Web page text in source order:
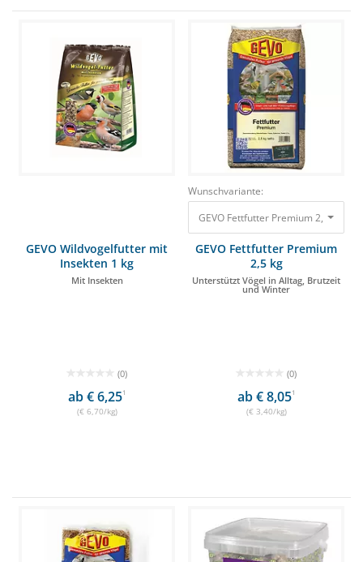
GEVO Wildvogelfutter mit
Insekten 1 kg
Mit Insekten
(0)
ab € 6,251
(€ 6,70/kg)
Wunschvariante:
GEVO Fettfutter Premium 2,5 kg
GEVO Fettfutter Premium
2,5 kg
Unterstützt Vögel in Alltag, Brutzeit
und Winter
(0)
ab € 8,051
(€ 3,40/kg)